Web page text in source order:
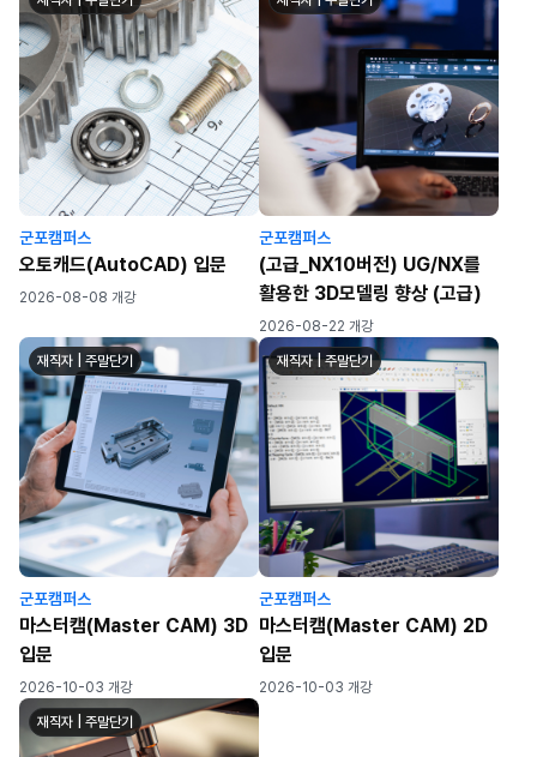
군포캠퍼스
오토캐드(AutoCAD) 입문
2026-08-08 개강
군포캠퍼스
(고급_NX10버전) UG/NX를
활용한 3D모델링 향상 (고급)
2026-08-22 개강
재직자 | 주말단기
군포캠퍼스
마스터캠(Master CAM) 3D
입문
2026-10-03 개강
재직자 | 주말단기
군포캠퍼스
마스터캠(Master CAM) 2D
입문
2026-10-03 개강
재직자 | 주말단기